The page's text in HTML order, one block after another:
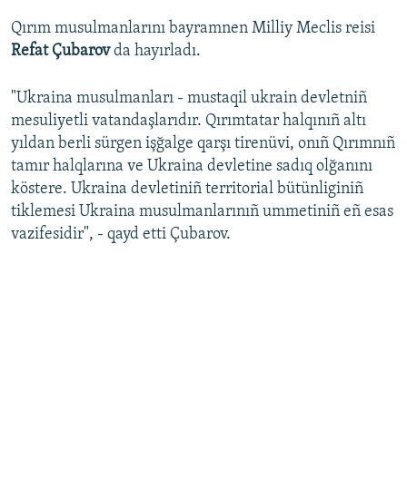
Qırım musulmanlarını bayramnen Milliy Meclis reisi
Refat Çubarovda hayırladı.
"Ukraina musulmanları - mustaqil ukrain devletniñ
mesuliyetli vatandaşlarıdır. Qırımtatar halqınıñ altı
yıldan berli sürgen işğalge qarşı tirenüvi, onıñ Qırımnıñ
tamır halqlarına ve Ukraina devletine sadıq olğanını
köstere. Ukraina devletiniñ territorial bütünliginiñ
tiklemesi Ukraina musulmanlarınıñ ummetiniñ eñ esas
vazifesidir", - qayd etti Çubarov.